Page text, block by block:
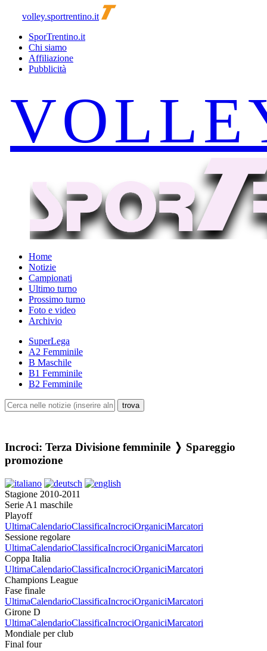
volley.sportrentino.it
SporTrentino.it
Chi siamo
Affiliazione
Pubblicità
Home
Notizie
Campionati
Ultimo turno
Prossimo turno
Foto e video
Archivio
SuperLega
A2 Femminile
B Maschile
B1 Femminile
B2 Femminile
Incroci: Terza Divisione femminile ❭ Spareggio
promozione
Stagione 2010-2011
Serie A1 maschile
Playoff
UltimaCalendarioClassificaIncrociOrganiciMarcatori
Sessione regolare
UltimaCalendarioClassificaIncrociOrganiciMarcatori
Coppa Italia
UltimaCalendarioClassificaIncrociOrganiciMarcatori
Champions League
Fase finale
UltimaCalendarioClassificaIncrociOrganiciMarcatori
Girone D
UltimaCalendarioClassificaIncrociOrganiciMarcatori
Mondiale per club
Final four